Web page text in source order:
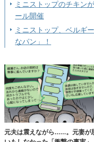
ミニストップのチキン
ール開催
ミニストップ、ベルギ
なパン」！